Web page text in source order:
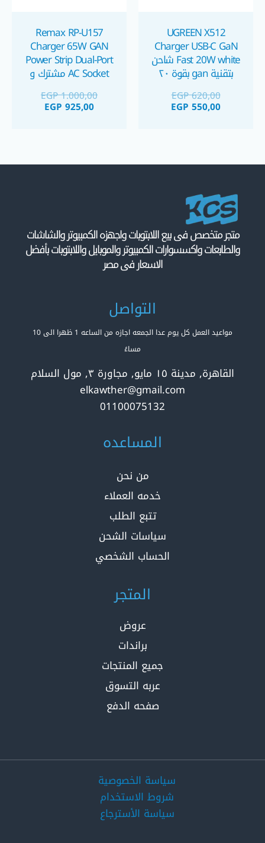
UGREEN X512
Charger USB-C GaN
Fast 20W white شاحن
بتقنية gan بقوة ٢٠
EGP620,00
EGP 550,00
Remax RP-U157
Charger 65W GAN
Power Strip Dual-Port
AC Socket مشترك و
EGP1.000,00
EGP 925,00
متجر متخصص فى بيع اللابتوبات واجهزه الكمبيوتر والشاشات
والطابعات واكسسوارات الكمبيوتر والموبايل واللابتوبات بأفضل
الاسعار فى مصر
التواصل
مواعيد العمل كل يوم عدا الجمعه اجازه من الساعه 1 ظهرا الى 10
مساءً
القاهرة, مدينة ١٥ مايو, مجاورة ٣, مول السلام
elkawther@gmail.com
01100075132
المساعده
من نحن
خدمه العملاء
تتبع الطلب
سياسات الشحن
الحساب الشخصي
المتجر
عروض
براندات
جميع المنتجات
عربه التسوق
صفحه الدفع
سياسة الخصوصية
شروط الاستخدام
سياسة الأسترجاع